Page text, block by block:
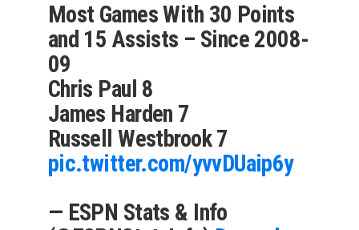
Most Games With 30 Points
and 15 Assists – Since 2008-
09
Chris Paul 8
James Harden 7
Russell Westbrook 7
pic.twitter.com/yvvDUaip6y
— ESPN Stats & Info